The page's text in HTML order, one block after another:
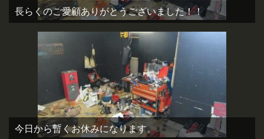
長らくのご愛顧ありがとうございました！！
今日から暫くお休みになります。